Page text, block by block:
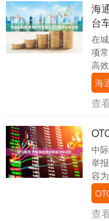
海
台
在
项
高
重
用
海
查
中
举
容
有
方
查